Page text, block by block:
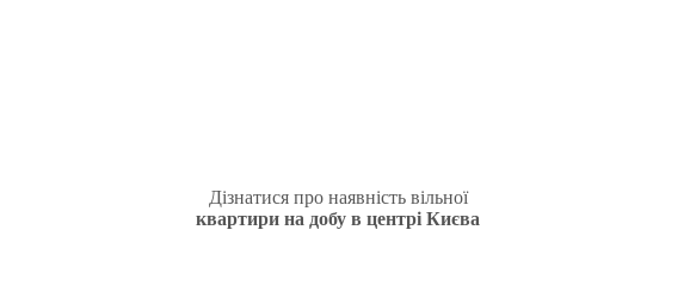
Дізнатися про наявність вільної
квартири на добу в центрі Києва